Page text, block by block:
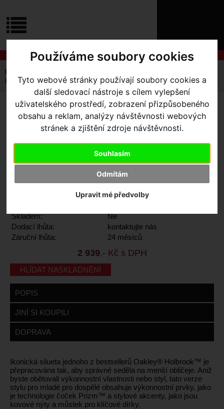
Používáme soubory cookies
Tyto webové stránky používají soubory cookies a
další sledovací nástroje s cílem vylepšení
uživatelského prostředí, zobrazení přizpůsobeného
obsahu a reklam, analýzy návštěvnosti webových
stránek a zjištění zdroje návštěvnosti.
Souhlasím
Odmítám
Upravit mé předvolby
O
O
NÁKUPU
SLUŽBY
Úvodní strana
brýle OAKLEY Holbrook XS
BRÝLE OAKLEY HOLBROOK
Oakley
Skladem:
Ne
Dodací lhůta:
kontaktujte nás
Záruční lhůta:
24 měsíců
2 939,- Kč s DPH
HLÍDAT NASKLADNĚNÍ
POPIS
JINÍ SI KOUPILI
DOPRAVA
Ikonická silueta jednoho z bestsellerů Oakley® Holbrook™ je
přepracována tak, aby správně seděla na menší obličeje. Aniž
byste obětovali výkonnostní vlastnosti nebo styl, tato verze
stylu pro mladé pro dospělé obsahuje výkonnostní prvky, jako
je technologie čoček Prizm™ a stylové akcenty, jako jsou
kovové nýty a můstek pro klíčové dírky.